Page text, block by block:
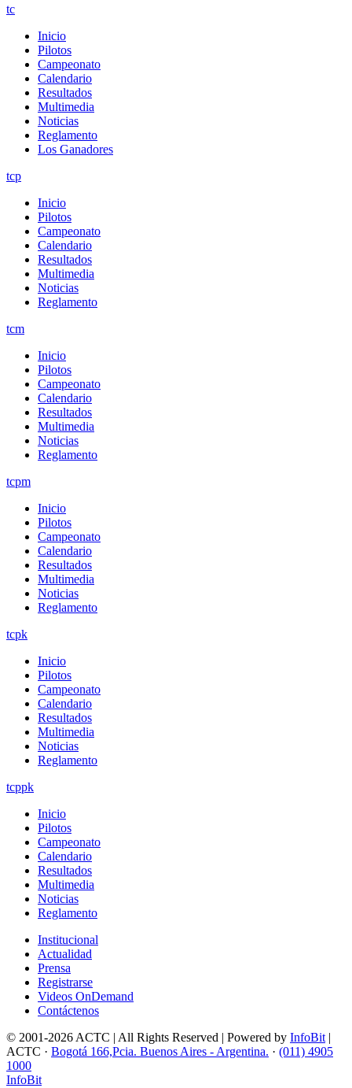
tc
Inicio
Pilotos
Campeonato
Calendario
Resultados
Multimedia
Noticias
Reglamento
Los Ganadores
tcp
Inicio
Pilotos
Campeonato
Calendario
Resultados
Multimedia
Noticias
Reglamento
tcm
Inicio
Pilotos
Campeonato
Calendario
Resultados
Multimedia
Noticias
Reglamento
tcpm
Inicio
Pilotos
Campeonato
Calendario
Resultados
Multimedia
Noticias
Reglamento
tcpk
Inicio
Pilotos
Campeonato
Calendario
Resultados
Multimedia
Noticias
Reglamento
tcppk
Inicio
Pilotos
Campeonato
Calendario
Resultados
Multimedia
Noticias
Reglamento
Institucional
Actualidad
Prensa
Registrarse
Videos OnDemand
Contáctenos
© 2001-2026 ACTC | All Rights Reserved | Powered by InfoBit |
ACTC · Bogotá 166,Pcia. Buenos Aires - Argentina. · (011) 4905
1000
InfoBit